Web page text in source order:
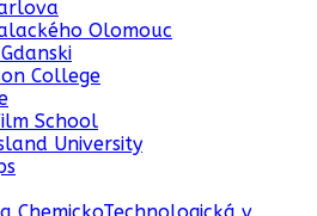
Olomouc
College
School
University